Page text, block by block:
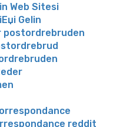
Web Sitesi
Gelin
reddit